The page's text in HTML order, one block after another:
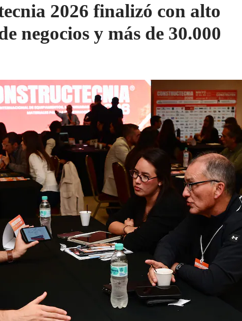
2026 finalizó con alto
negocios y más de 30.000